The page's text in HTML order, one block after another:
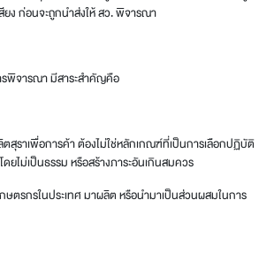
ง ก่อนจะถูกนำส่งให้ สว. พิจารณา
พิจารณา มีสาระสำคัญคือ
สุราเพื่อการค้า ต้องไม่ใช่หลักเกณฑ์ที่เป็นการเลือกปฏิบัติ
ยไม่เป็นธรรม หรือสร้างภาระอันเกินสมควร
ตรกรในประเทศ มาผลิต หรือนำมาเป็นส่วนผสมในการ